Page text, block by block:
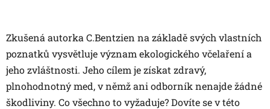
Zkušená autorka C.Bentzien na základě svých vlastních
poznatků vysvětluje význam ekologického včelaření a
jeho zvláštnosti. Jeho cílem je získat zdravý,
plnohodnotný med, v němž ani odborník nenajde žádné
škodliviny. Co všechno to vyžaduje? Dovíte se v této